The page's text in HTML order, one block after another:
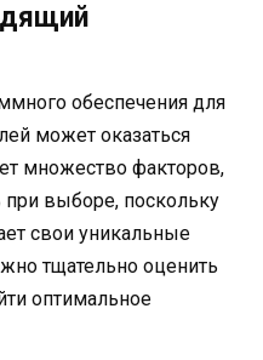
обеспечения для
может оказаться
множество факторов,
при выборе, поскольку
свои уникальные
тщательно оценить
оптимальное